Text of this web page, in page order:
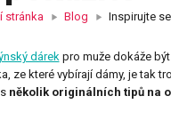
AKRYL
s vlastní fotkou
košilka s vlastním
z fotky
s vlastním potiskem,
nebo jménem
s vlastním potiskem
stránka Blog Inspirujte
dárekpro muže dokáže
ze které vybírají dámy, je tak
několik originálních tipů na